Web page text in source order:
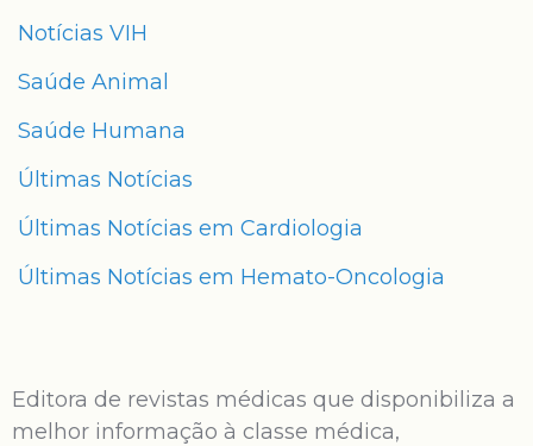
Notícias VIH
Saúde Animal
Saúde Humana
Últimas Notícias
Últimas Notícias em Cardiologia
Últimas Notícias em Hemato-Oncologia
Editora de revistas médicas que disponibiliza a
melhor informação à classe médica,